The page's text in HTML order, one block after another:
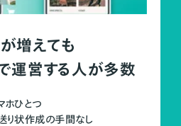
増えても
運営する人が多数
ホひとつ
り状作成の手間なし